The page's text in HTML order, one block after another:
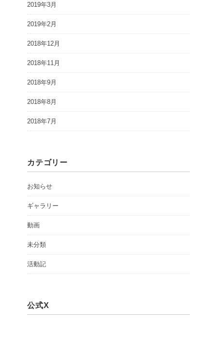
2019年3月
2019年2月
2018年12月
2018年11月
2018年9月
2018年8月
2018年7月
カテゴリー
お知らせ
ギャラリー
動画
未分類
活動記
公式X